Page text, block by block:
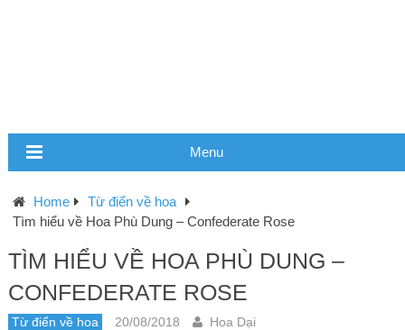
Menu
Home
Từ điển về hoa
Tìm hiểu về Hoa Phù Dung – Confederate Rose
TÌM HIỂU VỀ HOA PHÙ DUNG –
CONFEDERATE ROSE
Từ điển về hoa 20/08/2018
Hoa Dại